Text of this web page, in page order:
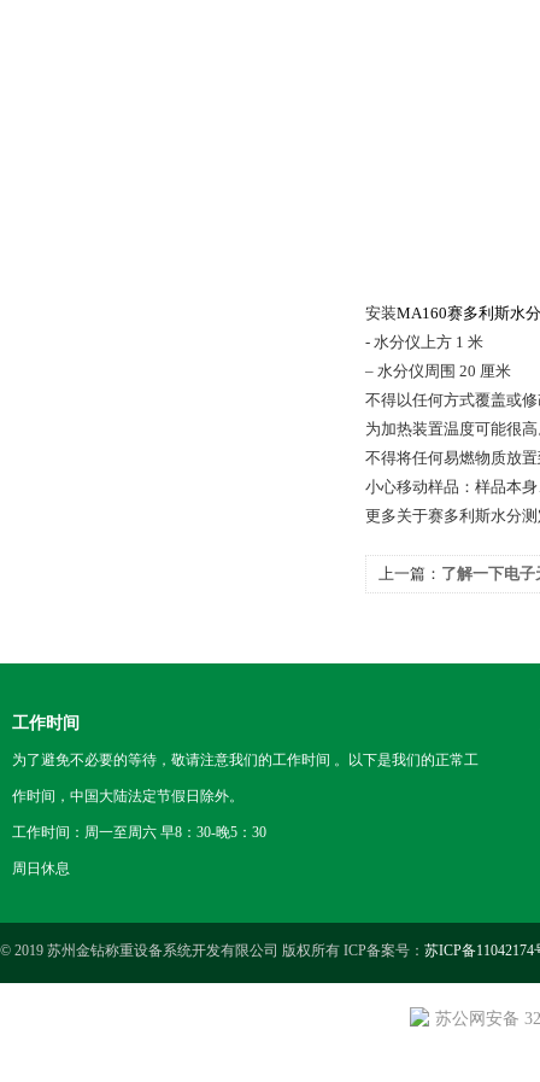
安装MA160赛多利斯水
- 水分仪上方 1 米
– 水分仪周围 20 厘米
不得以任何方式覆盖或
为加热装置温度可能很
不得将任何易燃物质放
小心移动样品：样品本
更多关于赛多利斯水分
上一篇： 了解一下电
工作时间
为了避免不必要的等待，敬请注意我们的工作时间 。以下是我们的正常工
作时间，中国大陆法定节假日除外。
工作时间：周一至周六 早8：30-晚5：30
周日休息
© 2019 苏州金钻称重设备系统开发有限公司 版权所有 ICP备案号： 苏ICP备11042174
苏公网安备